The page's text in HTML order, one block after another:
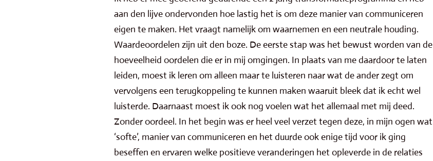
aan den lijve ondervonden hoe lastig het is om deze manier van communiceren
eigen te maken. Het vraagt namelijk om waarnemen en een neutrale houding.
Waardeoordelen zijn uit den boze. De eerste stap was het bewust worden van de
hoeveelheid oordelen die er in mij omgingen. In plaats van me daardoor te laten
leiden, moest ik leren om alleen maar te luisteren naar wat de ander zegt om
vervolgens een terugkoppeling te kunnen maken waaruit bleek dat ik echt wel
luisterde. Daarnaast moest ik ook nog voelen wat het allemaal met mij deed.
Zonder oordeel. In het begin was er heel veel verzet tegen deze, in mijn ogen wat
‘softe’, manier van communiceren en het duurde ook enige tijd voor ik ging
beseffen en ervaren welke positieve veranderingen het opleverde in de relaties